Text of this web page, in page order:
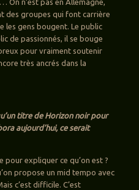
On n’est pas en Allemagne,
des groupes qui font carrière
les gens bougent. Le public
de passionnés, il se bouge
pour vraiment soutenir
très ancrés dans la
titre de Horizon noir pour
aujourd’hui, ce serait
expliquer ce qu’on est ?
propose un mid tempo avec
c’est difficile. C’est